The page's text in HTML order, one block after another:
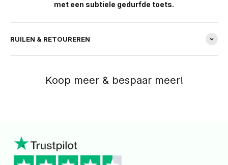
met een subtiele gedurfde toets.
RUILEN & RETOUREREN